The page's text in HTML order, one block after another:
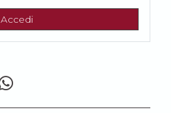
Accedi